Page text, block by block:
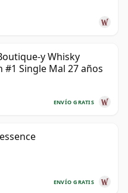
y Whisky
#1 Single Mal 27 años
ENVÍO GRATIS
ENVÍO GRATIS